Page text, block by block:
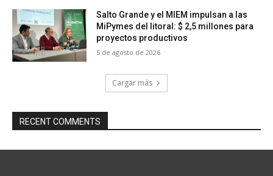
Salto Grande y el MIEM impulsan a las
MiPymes del litoral: $ 2,5 millones para
proyectos productivos
5 de agosto de 2026
Cargar más
RECENT COMMENTS